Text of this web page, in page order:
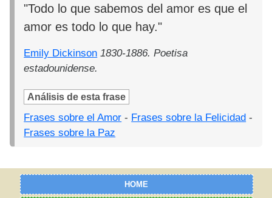
"Todo lo que sabemos del amor es que el
amor es todo lo que hay."
Emily Dickinson 1830-1886. Poetisa
estadounidense.
Análisis de esta frase
Frases sobre el Amor - Frases sobre la Felicidad -
Frases sobre la Paz
HOME